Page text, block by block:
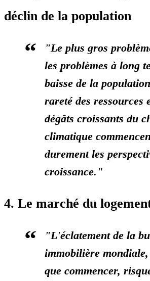
déclin de la population
"Le plus gros
les problèmes à long
baisse de la
rareté des ressources
dégâts croissants du
climatique
durement les
croissance."
4. Le marché du
"L'éclatement de la
immobilière
que commencer,